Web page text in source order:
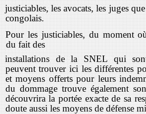
justiciables, les avocats, les juges
congolais.
Pour les justiciables, du moment
du fait des
installations de la SNEL qui
peuvent trouver ici les différentes
et moyens offerts pour leurs
du dommage trouve également
découvrira la portée exacte de sa
doute aussi les moyens de défense